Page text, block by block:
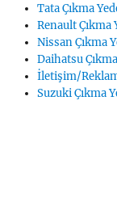
Tata Çıkma
Renault Çıkma
Nissan Çıkma
Daihatsu
İletişim/
Suzuki Çıkma